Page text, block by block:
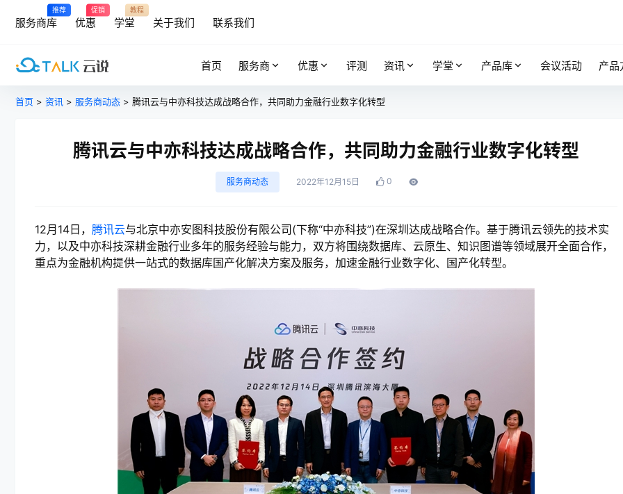
推荐
服务商库
促销
优惠
教程
学堂 关于我们 联系我们
首页 服务商 优惠 评测 资讯 学堂 产品库 会议活动 产品
首页 > 资讯 > 服务商动态 > 腾讯云与中亦科技达成战略合作，共同助力金融行业数字化转型
腾讯云与中亦科技达成战略合作，共同助力金融行业数字化转型
服务商动态 2022年12月15日 0
12月14日， 腾讯云与北京中亦安图科技股份有限公司(下称“中亦科技”)在深圳达成战略合作。基于腾讯云领先的技术实
力，以及中亦科技深耕金融行业多年的服务经验与能力，双方将围绕数据库、云原生、知识图谱等领域展开全面合作，
重点为金融机构提供一站式的数据库国产化解决方案及服务，加速金融行业数字化、国产化转型。